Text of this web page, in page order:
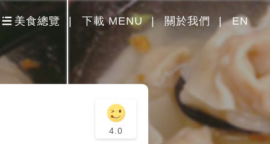
美食總覽 下載 MENU 關於我們 EN
4.0